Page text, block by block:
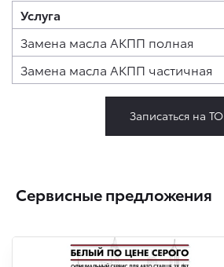
Услуга
Замена масла АКПП полная
Замена масла АКПП частичная
Записаться на ТО
Сервисные предложения